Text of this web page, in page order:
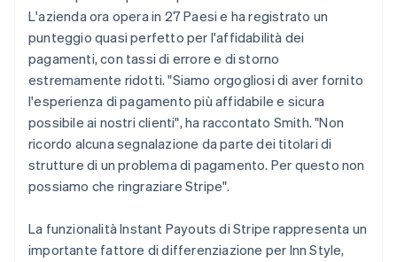
L'azienda ora opera in 27 Paesi e ha registrato un
punteggio quasi perfetto per l'affidabilità dei
pagamenti, con tassi di errore e di storno
estremamente ridotti. "Siamo orgogliosi di aver fornito
l'esperienza di pagamento più affidabile e sicura
possibile ai nostri clienti", ha raccontato Smith. "Non
ricordo alcuna segnalazione da parte dei titolari di
strutture di un problema di pagamento. Per questo non
possiamo che ringraziare Stripe".
La funzionalità Instant Payouts di Stripe rappresenta un
importante fattore di differenziazione per Inn Style,